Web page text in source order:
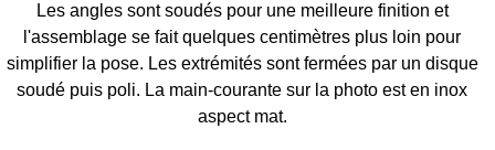
Les angles sont soudés pour une meilleure finition et
l'assemblage se fait quelques centimètres plus loin pour
simplifier la pose. Les extrémités sont fermées par un disque
soudé puis poli. La main-courante sur la photo est en inox
aspect mat.